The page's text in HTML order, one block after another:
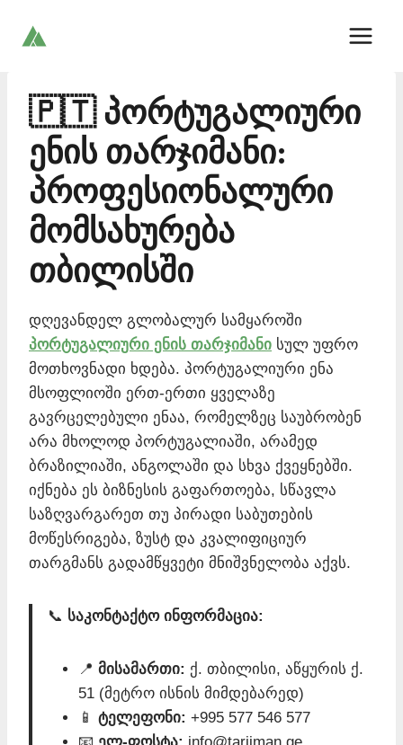
🇵🇹 პორტუგალიური
ენის თარჯიმანი:
პროფესიონალური
მომსახურება
თბილისში
დღევანდელ გლობალურ სამყაროში
პორტუგალიური ენის თარჯიმანი სულ უფრო
მოთხოვნადი ხდება. პორტუგალიური ენა
მსოფლიოში ერთ-ერთი ყველაზე
გავრცელებული ენაა, რომელზეც საუბრობენ
არა მხოლოდ პორტუგალიაში, არამედ
ბრაზილიაში, ანგოლაში და სხვა ქვეყნებში.
იქნება ეს ბიზნესის გაფართოება, სწავლა
საზღვარგარეთ თუ პირადი საბუთების
მოწესრიგება, ზუსტ და კვალიფიციურ
თარგმანს გადამწყვეტი მნიშვნელობა აქვს.
📞 საკონტაქტო ინფორმაცია:
📍 მისამართი: ქ. თბილისი, აწყურის ქ.
51 (მეტრო ისნის მიმდებარედ)
📱 ტელეფონი: +995 577 546 577
📧 ელ-ფოსტა: info@tarjiman.ge